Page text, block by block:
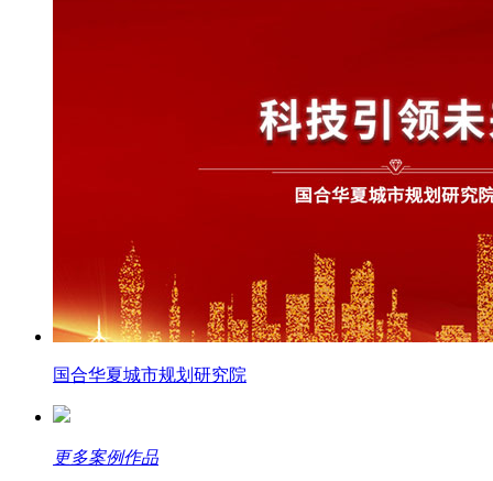
国合华夏城市规划研究院
更多案例作品